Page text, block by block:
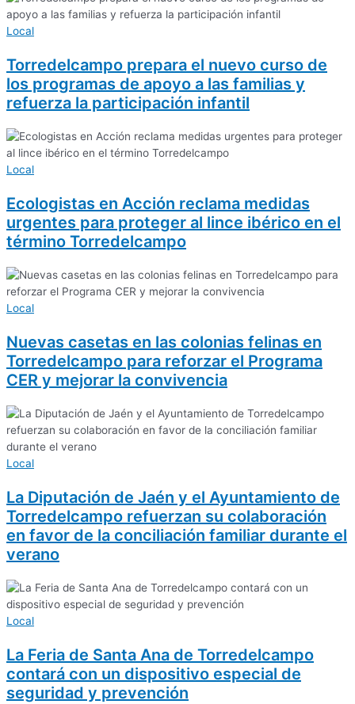
Local
Torredelcampo prepara el nuevo curso de
los programas de apoyo a las familias y
refuerza la participación infantil
Local
Ecologistas en Acción reclama medidas
urgentes para proteger al lince ibérico en el
término Torredelcampo
Local
Nuevas casetas en las colonias felinas en
Torredelcampo para reforzar el Programa
CER y mejorar la convivencia
Local
La Diputación de Jaén y el Ayuntamiento de
Torredelcampo refuerzan su colaboración
en favor de la conciliación familiar durante el
verano
Local
La Feria de Santa Ana de Torredelcampo
contará con un dispositivo especial de
seguridad y prevención